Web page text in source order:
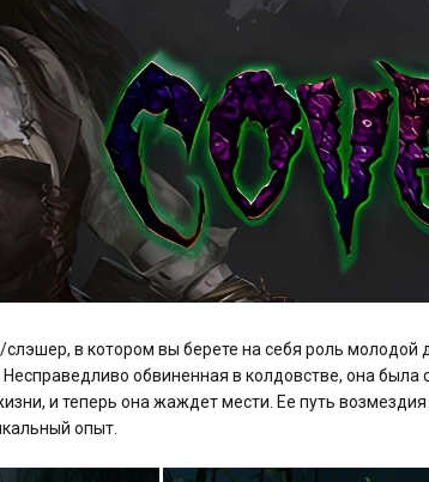
в котором вы берете на себя роль молодой
обвиненная в колдовстве, она была
и теперь она жаждет мести. Ее путь
опыт.